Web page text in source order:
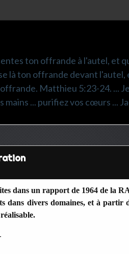
ton offrande à l'autel, et
là ton offrande devant
Matthieu 5:23-24. ...
mains ... purifiez vos cœurs ...
dans un rapport de 1964 de la
dans divers domaines, et à partir